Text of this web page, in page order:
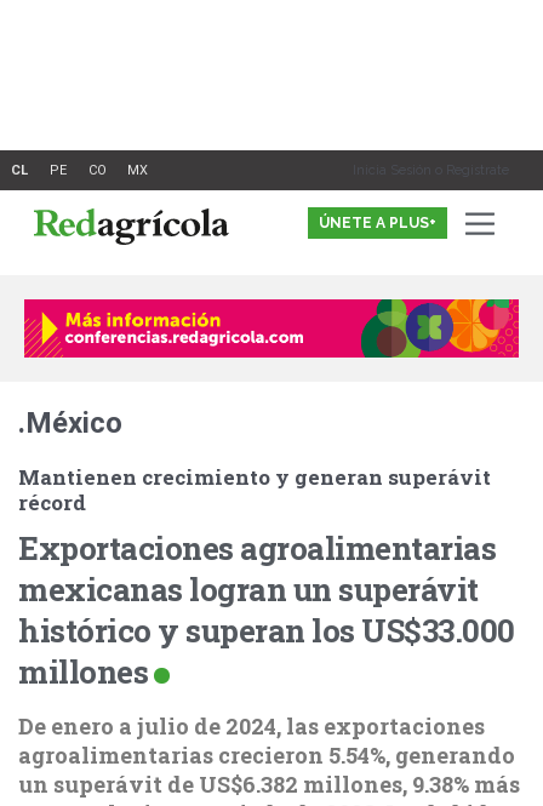
Inicia Sesión o Registrate
ÚNETE A PLUS+
.México
Mantienen crecimiento y generan superávit
récord
Exportaciones agroalimentarias
mexicanas logran un superávit
histórico y superan los US$33.000
millones
De enero a julio de 2024, las exportaciones
agroalimentarias crecieron 5.54%, generando
un superávit de US$6.382 millones, 9.38% más